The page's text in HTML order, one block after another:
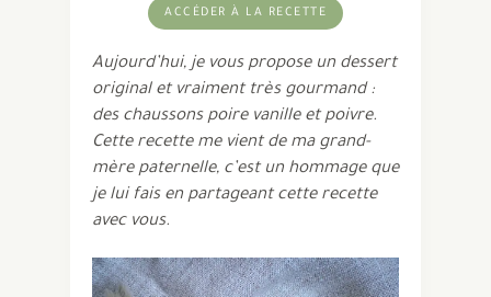
ACCÉDER À LA RECETTE
Aujourd’hui, je vous propose un dessert
original et vraiment très gourmand :
des chaussons poire vanille et poivre.
Cette recette me vient de ma grand-
mère paternelle, c’est un hommage que
je lui fais en partageant cette recette
avec vous.